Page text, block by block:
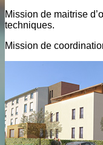
Mission de maitrise
techniques.
Mission de